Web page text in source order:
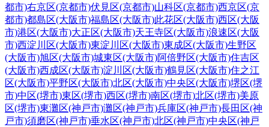
都市)右京区(京都市)伏見区(京都市)山科区(京都市)西京区(京
都市)都島区(大阪市)福島区(大阪市)此花区(大阪市)西区(大阪
市)港区(大阪市)大正区(大阪市)天王寺区(大阪市)浪速区(大阪
市)西淀川区(大阪市)東淀川区(大阪市)東成区(大阪市)生野区
(大阪市)旭区(大阪市)城東区(大阪市)阿倍野区(大阪市)住吉区
(大阪市)西成区(大阪市)淀川区(大阪市)鶴見区(大阪市)住之江
区(大阪市)平野区(大阪市)北区(大阪市)中央区(大阪市)堺区(堺
市)中区(堺市)東区(堺市)西区(堺市)南区(堺市)北区(堺市)美原
区(堺市)東灘区(神戸市)灘区(神戸市)兵庫区(神戸市)長田区(神
戸市)須磨区(神戸市)垂水区(神戸市)北区(神戸市)中央区(神戸